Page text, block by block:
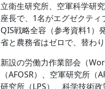
立衛生研究所、空軍科学研
座長で、1名がエグゼクティ
QIS戦略全容（参考資料1）
省と農務省はゼロで、替わ
新設の労働力作業部会（
（AFOSR）、空軍研究所
研究所（LPS）、科学技術